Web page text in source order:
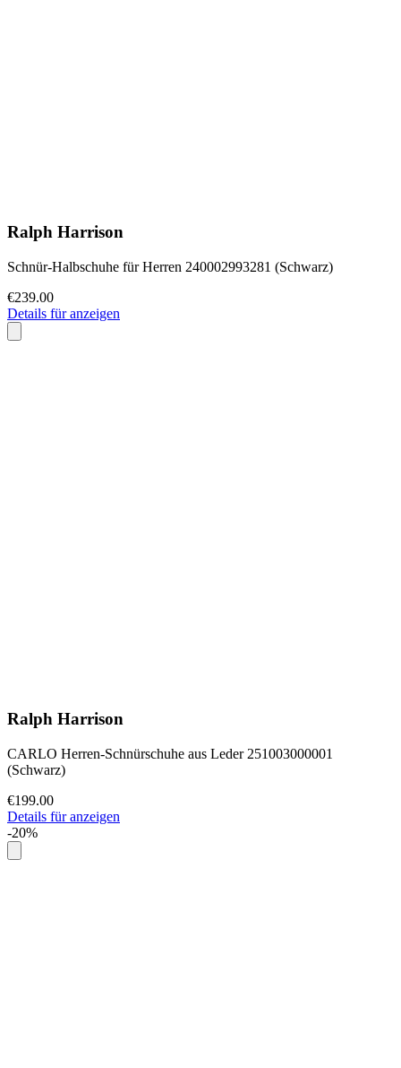
Ralph Harrison
Schnür-Halbschuhe für Herren 240002993281 (Schwarz)
€239.00
Details für anzeigen
Ralph Harrison
CARLO Herren-Schnürschuhe aus Leder 251003000001
(Schwarz)
€199.00
Details für anzeigen
-20%